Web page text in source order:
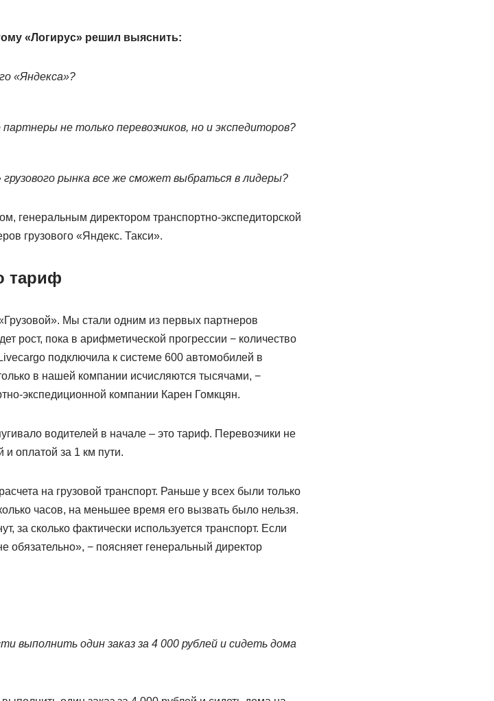
«Логирус» решил выяснить:
«Яндекса»?
не только перевозчиков, но и экспедиторов?
грузового рынка все же сможет выбраться в лидеры?
генеральным директором транспортно-экспедиторской
грузового «Яндекс. Такси».
тариф
Мы стали одним из первых партнеров
рост, пока в арифметической прогрессии − количество
подключила к системе 600 автомобилей в
в нашей компании исчисляются тысячами, −
экспедиционной компании Карен Гомкцян.
водителей в начале – это тариф. Перевозчики не
оплатой за 1 км пути.
на грузовой транспорт. Раньше у всех были только
часов, на меньшее время его вызвать было нельзя.
за сколько фактически используется транспорт. Если
обязательно», − поясняет генеральный директор
выполнить один заказ за 4 000 рублей и сидеть дома